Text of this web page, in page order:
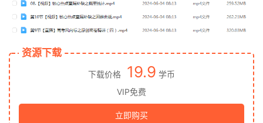
资源下载
下载价格 19.9 学币
VIP免费
立即购买